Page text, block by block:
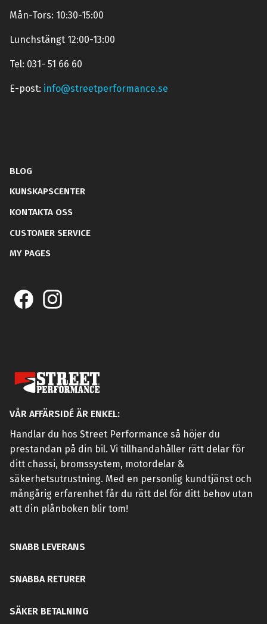
Mån-Tors: 10:30-15:00
Lunchstängt 12:00-13:00
Tel: 031- 51 66 60
E-post: info@streetperformance.se
BLOG
KUNSKAPSCENTER
KONTAKTA OSS
CUSTOMER SERVICE
MY PAGES
VÅR AFFÄRSIDÉ ÄR ENKEL:
Handlar du hos Street Performance så höjer du
prestandan på din bil. Vi tillhandahåller rätt delar för
ditt chassi, bromssystem, motordelar &
säkerhetsutrustning. Med en personlig kundtjänst och
mångårig erfarenhet får du rätt del för ditt behov utan
att din plånboken blir tom!
SNABB LEVERANS
SNABBA RETURER
SÄKER BETALNING